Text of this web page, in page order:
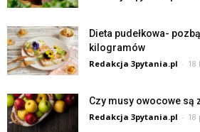
Dieta pudełkowa-
kilogramów
Redakcja 3pytania.pl - 18
Czy musy owocowe są
Redakcja 3pytania.pl - 18